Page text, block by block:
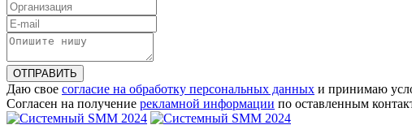
ОТПРАВИТЬ
Даю свое согласие на обработку персональных данных и принимаю
Согласен на получение рекламной информации по оставленным